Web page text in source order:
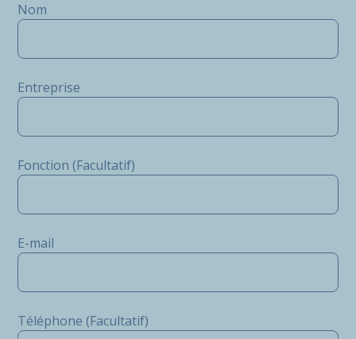
Nom
Entreprise
Fonction (Facultatif)
E-mail
Téléphone (Facultatif)